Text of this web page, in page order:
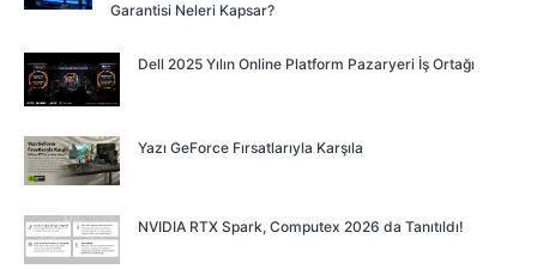
Garantisi Neleri Kapsar?
Dell 2025 Yılın Online Platform Pazaryeri İş Ortağı
Yazı GeForce Fırsatlarıyla Karşıla
NVIDIA RTX Spark, Computex 2026 da Tanıtıldı!